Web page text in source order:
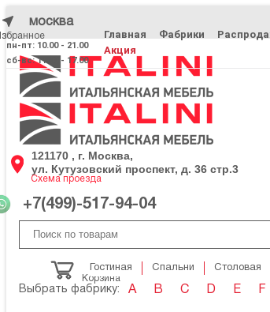
москва
пн-пт: 10.00 - 21.00
сб-вс: 11.00 - 17.00
Главная Фабрики
Акция
121170 , г. Москва,
ул. Кутузовский проспект, д. 36 стр.3
Схема проезда
+7(499)-517-94-04
Корзина
Гостиная Спальни Столовая
Выбрать фабрику: A B C D E F